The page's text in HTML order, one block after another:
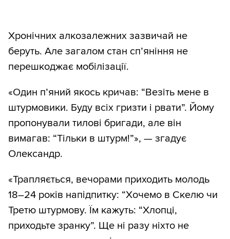
Хронічних алкозалежних зазвичай не
беруть. Але загалом стан сп’яніння не
перешкоджає мобілізації.
«Один п’яний якось кричав: “Везіть мене в
штурмовики. Буду всіх гризти і рвати”. Йому
пропонували тилові бригади, але він
вимагав: “Тільки в штурм!”», — згадує
Олександр.
«Трапляється, вечорами приходить молодь
18–24 років напідпитку: “Хочемо в Скелю чи
Третю штурмову. Їм кажуть: “Хлопці,
приходьте зранку”. Ще ні разу ніхто не